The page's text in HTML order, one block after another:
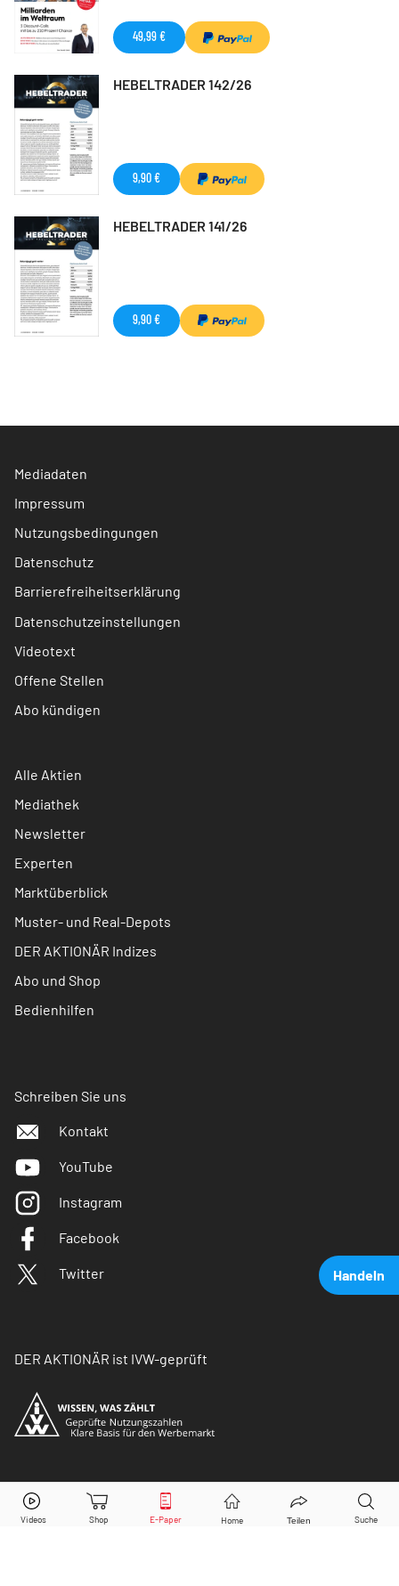
Handeln
Husqvarna ABAktie jetzt handeln?
49,99 €
HEBELTRADER 142/26
9,90 €
HEBELTRADER 141/26
9,90 €
Mediadaten
Impressum
Nutzungsbedingungen
Datenschutz
Barrierefreiheitserklärung
Datenschutzeinstellungen
Videotext
Offene Stellen
Abo kündigen
Alle Aktien
Mediathek
Newsletter
Experten
Marktüberblick
Muster- und Real-Depots
DER AKTIONÄR Indizes
Abo und Shop
Bedienhilfen
Schreiben Sie uns
Kontakt
YouTube
Instagram
Facebook
Twitter
DER AKTIONÄR ist IVW-geprüft
© Copyright 2026 Börsenmedien AG. Alle Rechte